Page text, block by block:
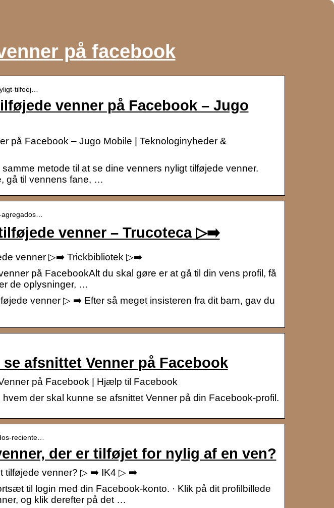
på facebook
tilfoej…
venner på Facebook – Jugo
på Facebook – Jugo Mobile | Teknologinyheder &
metode til at se dine venners nyligt tilføjede venner.
gå til vennens fane, …
venner – Trucoteca ▷➡️
venner ▷➡️ Trickbibliotek ▷➡️
på FacebookAlt du skal gøre er at gå til din vens profil, få
de oplysninger, …
venner ▷ ➡️ Efter så meget insisteren fra dit barn, gav du
afsnittet Venner på Facebook
på Facebook | Hjælp til Facebook
der skal kunne se afsnittet Venner på din Facebook-profil.
reciente…
der er tilføjet for nylig af en ven?
tilføjede venner? ▷ ➡️ IK4 ▷ ➡️
til login med din Facebook-konto. · Klik på dit profilbillede
og klik derefter på det …